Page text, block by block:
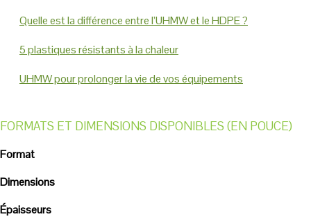
Quelle est la différence entre l’UHMW et le HDPE ?
5 plastiques résistants à la chaleur
UHMW pour prolonger la vie de vos équipements
FORMATS ET DIMENSIONS DISPONIBLES (EN POUCE)
Format
Dimensions
Épaisseurs